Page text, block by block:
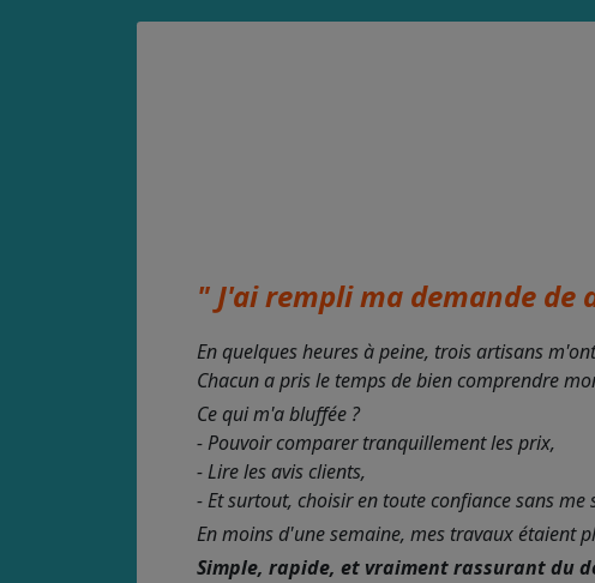
" J'ai rempli ma demande
En quelques heures à peine, trois artisans
Chacun a pris le temps de bien comprendre
Ce qui m'a bluffée ?
- Pouvoir comparer tranquillement les prix,
- Lire les avis clients,
- Et surtout, choisir en toute confiance sans me
En moins d'une semaine, mes travaux étaient
Simple, rapide, et vraiment rassurant du